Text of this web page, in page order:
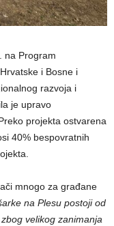
na Program
i Bosne i
razvoja i
je upravo
projekta ostvarena
40% bespovratnih
mnogo za građane
na Plesu postoji od
velikog zanimanja